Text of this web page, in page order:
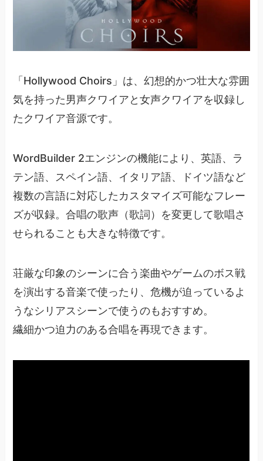
「Hollywood Choirs」は、幻想的かつ壮大な雰囲
気を持った男声クワイアと女声クワイアを収録し
たクワイア音源です。
WordBuilder 2エンジンの機能により、英語、ラ
テン語、スペイン語、イタリア語、ドイツ語など
複数の言語に対応したカスタマイズ可能なフレー
ズが収録。合唱の歌声（歌詞）を変更して歌唱さ
せられることも大きな特徴です。
荘厳な印象のシーンに合う楽曲やゲームのボス戦
を演出する音楽で使ったり、危機が迫っているよ
うなシリアスシーンで使うのもおすすめ。
繊細かつ迫力のある合唱を再現できます。